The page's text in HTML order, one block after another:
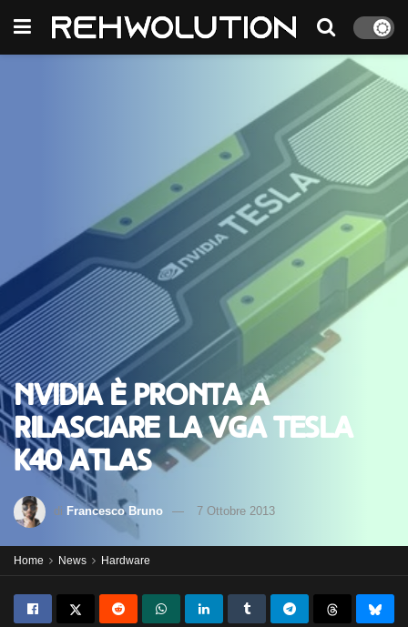
nVidia è pronta a
rilasciare la VGA Tesla
K40 ATLAS
di Francesco Bruno 7 Ottobre 2013
Home News Hardware